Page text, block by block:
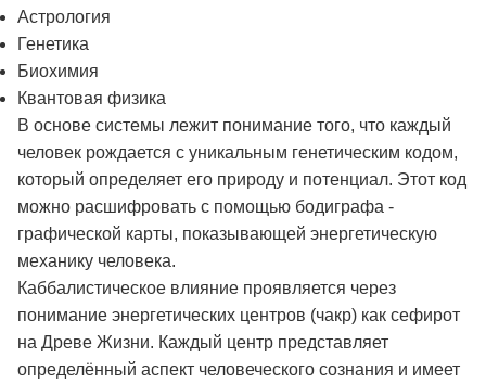
Астрология
Генетика
Биохимия
Квантовая физика
В основе системы лежит понимание того, что каждый
человек рождается с уникальным генетическим кодом,
который определяет его природу и потенциал. Этот код
можно расшифровать с помощью бодиграфа -
графической карты, показывающей энергетическую
механику человека.
Каббалистическое влияние проявляется через
понимание энергетических центров (чакр) как сефирот
на Древе Жизни. Каждый центр представляет
определённый аспект человеческого сознания и имеет